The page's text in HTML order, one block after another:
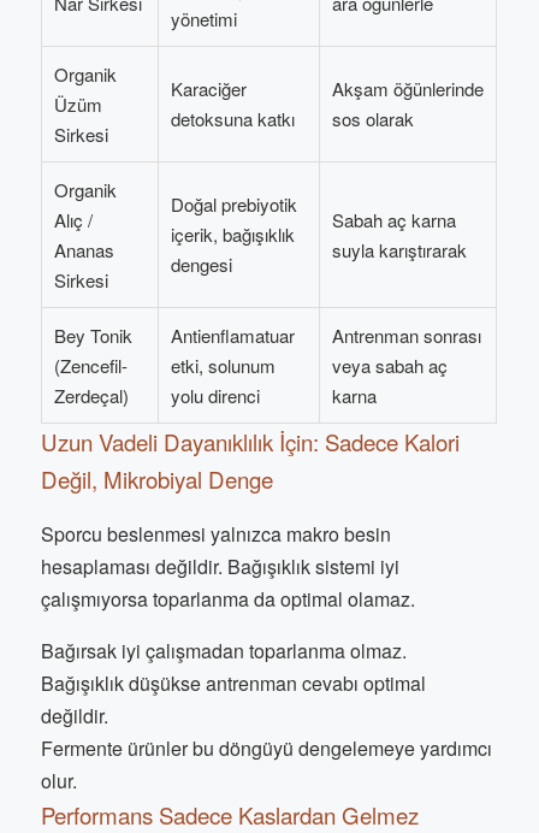
yönetimi
Organik
Üzüm
Sirkesi
Karaciğer
detoksuna katkı
Akşam öğünlerinde
sos olarak
Organik
Alıç /
Ananas
Sirkesi
Doğal prebiyotik
içerik, bağışıklık
dengesi
Sabah aç karna
suyla karıştırarak
Bey Tonik
(Zencefil-
Zerdeçal)
Antienflamatuar
etki, solunum
yolu direnci
Antrenman sonrası
veya sabah aç
karna
Uzun Vadeli Dayanıklılık İçin: Sadece Kalori
Değil, Mikrobiyal Denge
Sporcu beslenmesi yalnızca makro besin
hesaplaması değildir. Bağışıklık sistemi iyi
çalışmıyorsa toparlanma da optimal olamaz.
Bağırsak iyi çalışmadan toparlanma olmaz.
Bağışıklık düşükse antrenman cevabı optimal
değildir.
Fermente ürünler bu döngüyü dengelemeye yardımcı
olur.
Performans Sadece Kaslardan Gelmez